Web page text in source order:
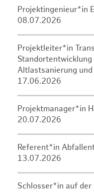
Projektingenieur*in
08.07.2026
Projektleiter*in
Altlastsanierung und
17.06.2026
Projektmanager*in
20.07.2026
Referent*in
13.07.2026
Schlosser*in auf der